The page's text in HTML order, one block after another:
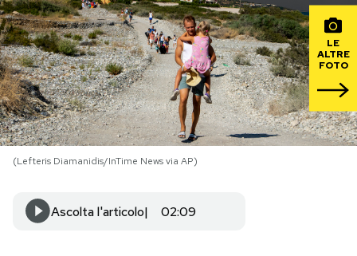
PODCAST
NEWSLETTER
I MIEI PREFERITI
SHOP
LE
ALTRE
FOTO
(Lefteris Diamanidis/InTime News via AP)
Ascolta l'articolo 02:09